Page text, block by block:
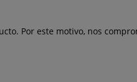
Por este motivo, nos